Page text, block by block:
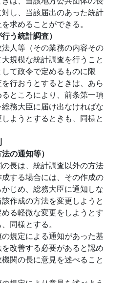
し、当該届出のあった統計
求めることができる。
う統計調査）
人等（その業務の内容その
規模な統計調査を行うこと
て政令で定めるものに限
行おうとするときは、あら
ところにより、前条第一項
務大臣に届け出なければな
ようとするときも、同様と
の通知等）
長は、統計調査以外の方法
する場合には、その作成の
じめ、総務大臣に通知しな
作成の方法を変更しようと
る軽微な変更をしようとす
同様とする。
規定による通知があった基
改善する必要があると認め
関の長に意見を述べること